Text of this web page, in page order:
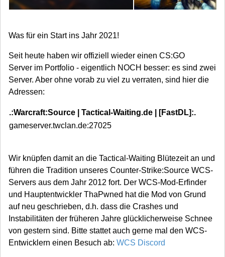
Was für ein Start ins Jahr 2021!
Seit heute haben wir offiziell wieder einen CS:GO
Server im Portfolio - eigentlich NOCH besser: es sind zwei
Server. Aber ohne vorab zu viel zu verraten, sind hier die
Adressen:
.:Warcraft:Source | Tactical-Waiting.de | [FastDL]:.
gameserver.twclan.de:27025
Wir knüpfen damit an die Tactical-Waiting Blütezeit an und
führen die Tradition unseres Counter-Strike:Source WCS-
Servers aus dem Jahr 2012 fort. Der WCS-Mod-Erfinder
und Hauptentwickler ThaPwned hat die Mod von Grund
auf neu geschrieben, d.h. dass die Crashes und
Instabilitäten der früheren Jahre glücklicherweise Schnee
von gestern sind. Bitte stattet auch gerne mal den WCS-
Entwicklern einen Besuch ab: WCS Discord